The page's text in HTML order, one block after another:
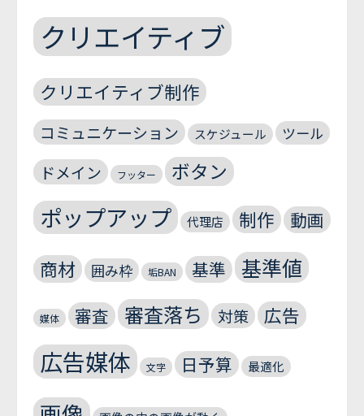
クリエイティブ
クリエイティブ制作
コミュニケーション スケジュール ツール
ドメイン フッター ボタン
ポップアップ 代理店 制作 動画
商材 囲み枠 垢BAN 基準 基準値
媒体 審査 審査落ち 対策 広告
広告媒体 文字 日予算 最適化